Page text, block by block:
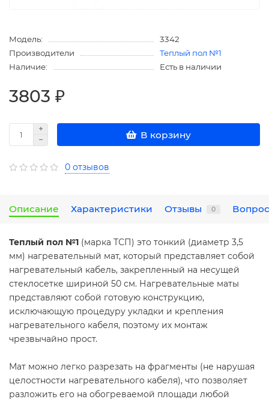
Модель:
3342
Производители
Теплый пол №1
Наличие:
Есть в наличии
3803 ₽
В корзину
0 отзывов
Описание Характеристики Отзывы 0
Теплый пол №1 (марка ТСП) это тонкий (диаметр 3,5
мм) нагревательный мат, который представляет собой
нагревательный кабель, закрепленный на несущей
стеклосетке шириной 50 см. Нагревательные маты
представляют собой готовую конструкцию,
исключающую процедуру укладки и крепления
нагревательного кабеля, поэтому их монтаж
чрезвычайно прост.
Мат можно легко разрезать на фрагменты (не нарушая
целостности нагревательного кабеля), что позволяет
разложить его на обогреваемой площади любой